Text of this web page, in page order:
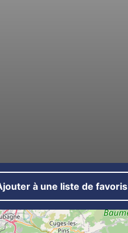
à une liste de favoris